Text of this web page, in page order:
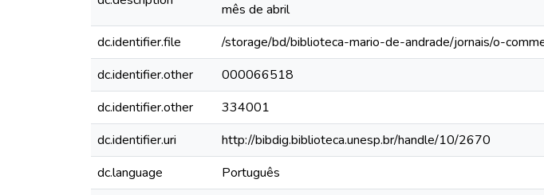
mês de abril
dc.identifier.file
/storage/bd/biblioteca-mario-de-andrade/jornais/o-
dc.identifier.other
000066518
dc.identifier.other
334001
dc.identifier.uri
http://bibdig.biblioteca.unesp.br/handle/10/2670
dc.language
Português